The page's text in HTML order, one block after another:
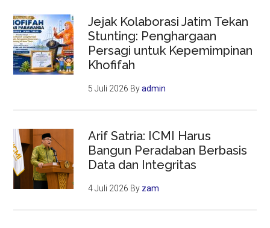
Jejak Kolaborasi Jatim Tekan
Stunting: Penghargaan
Persagi untuk Kepemimpinan
Khofifah
5 Juli 2026 Byadmin
Arif Satria: ICMI Harus
Bangun Peradaban Berbasis
Data dan Integritas
4 Juli 2026 By zam